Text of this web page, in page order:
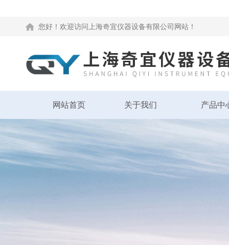
您好！欢迎访问上海奇宜仪器设备有限公司网站！
网站首页 关于我们 产品中